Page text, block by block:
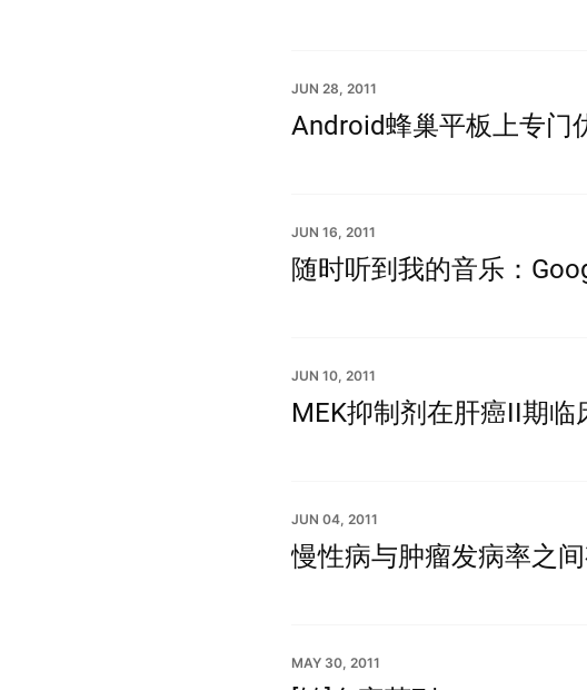
JUN 28, 2011
Android蜂巢平板上专门
JUN 16, 2011
随时听到我的音乐：
JUN 10, 2011
MEK抑制剂在肝癌II期临
JUN 04, 2011
慢性病与肿瘤发病率之
MAY 30, 2011